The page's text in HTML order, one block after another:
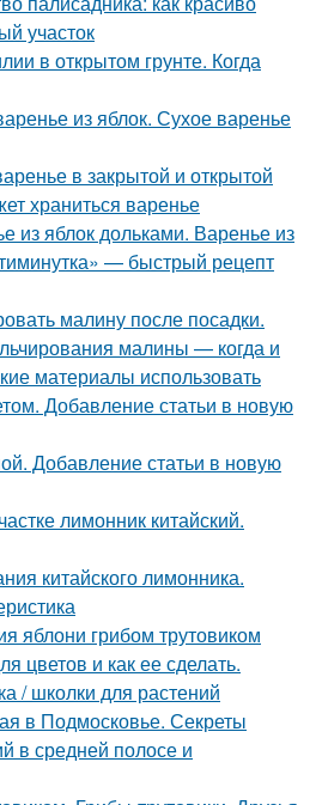
участок
в открытом грунте. Когда
из яблок. Сухое варенье
в закрытой и открытой
храниться варенье
из яблок дольками. Варенье из
— быстрый рецепт
малину после посадки.
малины — когда и
материалы использовать
Добавление статьи в новую
Добавление статьи в новую
лимонник китайский.
китайского лимонника.
яблони грибом трутовиком
цветов и как ее сделать.
/ школки для растений
в Подмосковье. Секреты
в средней полосе и